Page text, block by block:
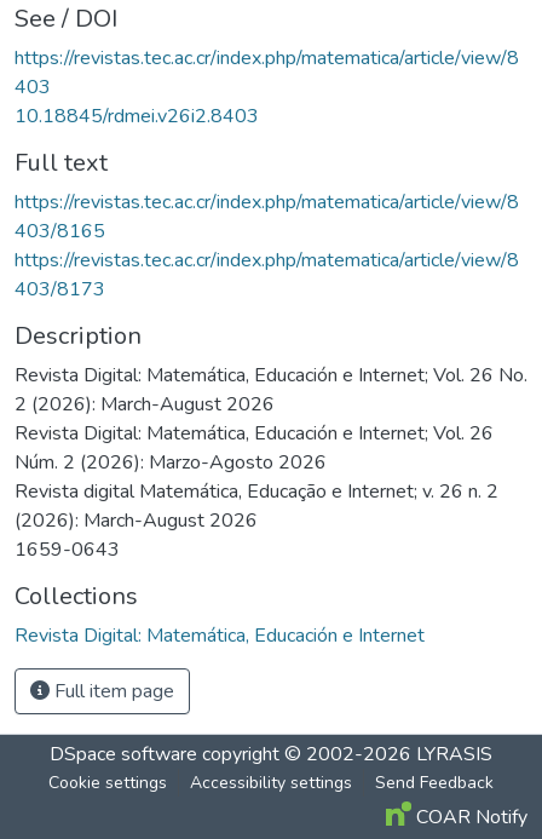
See / DOI
https://revistas.tec.ac.cr/index.php/matematica/article/view/8
403
10.18845/rdmei.v26i2.8403
Full text
https://revistas.tec.ac.cr/index.php/matematica/article/view/8
403/8165
https://revistas.tec.ac.cr/index.php/matematica/article/view/8
403/8173
Description
Revista Digital: Matemática, Educación e Internet; Vol. 26 No.
2 (2026): March-August 2026
Revista Digital: Matemática, Educación e Internet; Vol. 26
Núm. 2 (2026): Marzo-Agosto 2026
Revista digital Matemática, Educação e Internet; v. 26 n. 2
(2026): March-August 2026
1659-0643
Collections
Revista Digital: Matemática, Educación e Internet
Full item page
DSpace software copyright © 2002-2026 LYRASIS
Cookie settings Accessibility settings Send Feedback
COAR Notify